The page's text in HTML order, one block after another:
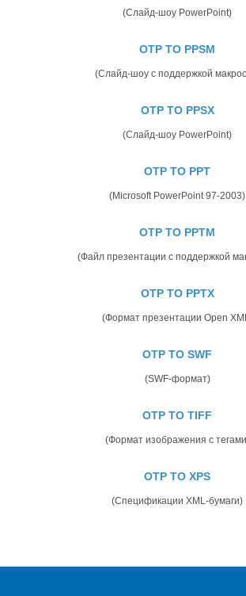
(Слайд-шоу PowerPoint)
OTP TO PPSM
(Слайд-шоу с поддержкой
OTP TO PPSX
(Слайд-шоу PowerPoint)
OTP TO PPT
(Microsoft PowerPoint 97-2003)
OTP TO PPTM
(Файл презентации с поддержкой
OTP TO PPTX
(Формат презентации Open
OTP TO SWF
(SWF-формат)
OTP TO TIFF
(Формат изображения с
OTP TO XPS
(Спецификации XML-бумаги)